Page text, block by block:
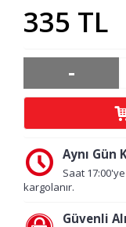
335 TL
-
Aynı Gün
Saat
kargolanır.
Güvenli